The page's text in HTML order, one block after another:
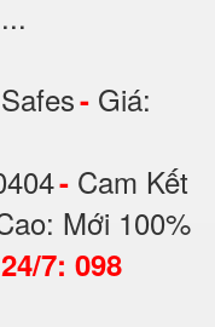
- Giá:
- Cam Kết
Mới 100%
7: 098